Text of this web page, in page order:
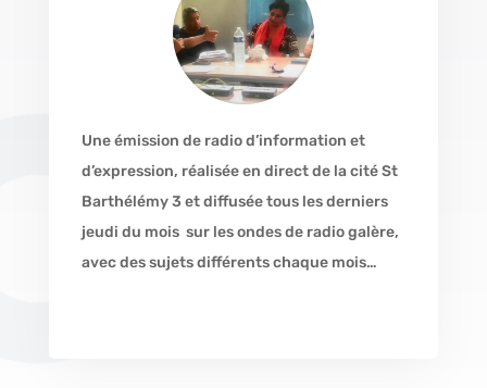
Une émission de radio d’information et
d’expression, réalisée en direct de la cité St
Barthélémy 3 et diffusée tous les derniers
jeudi du mois sur les ondes de radio galère,
avec des sujets différents chaque mois…